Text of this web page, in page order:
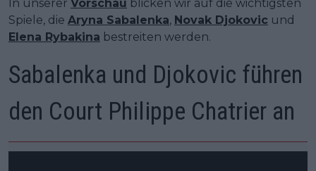
In unserer Vorschau blicken wir auf die wichtigsten
Spiele, die Aryna Sabalenka, Novak Djokovic und
Elena Rybakina bestreiten werden.
Sabalenka und Djokovic führen
den Court Philippe Chatrier an